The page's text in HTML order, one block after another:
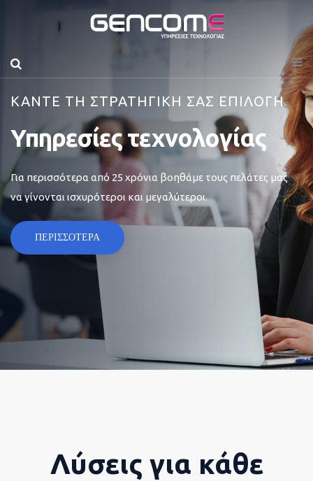
ΚΑΝΤΕ ΤΗ ΣΤΡΑΤΗΓΙΚΗ ΣΑΣ ΕΠΙΛΟΓΗ
Υπηρεσίες τεχνολογίας
Για περισσότερα από 25 χρόνια βοηθάμε τους πελάτες μας
να γίνονται ισχυρότεροι και μεγαλύτεροι.
ΠΕΡΙΣΣΟΤΕΡΑ
Λύσεις για κάθε